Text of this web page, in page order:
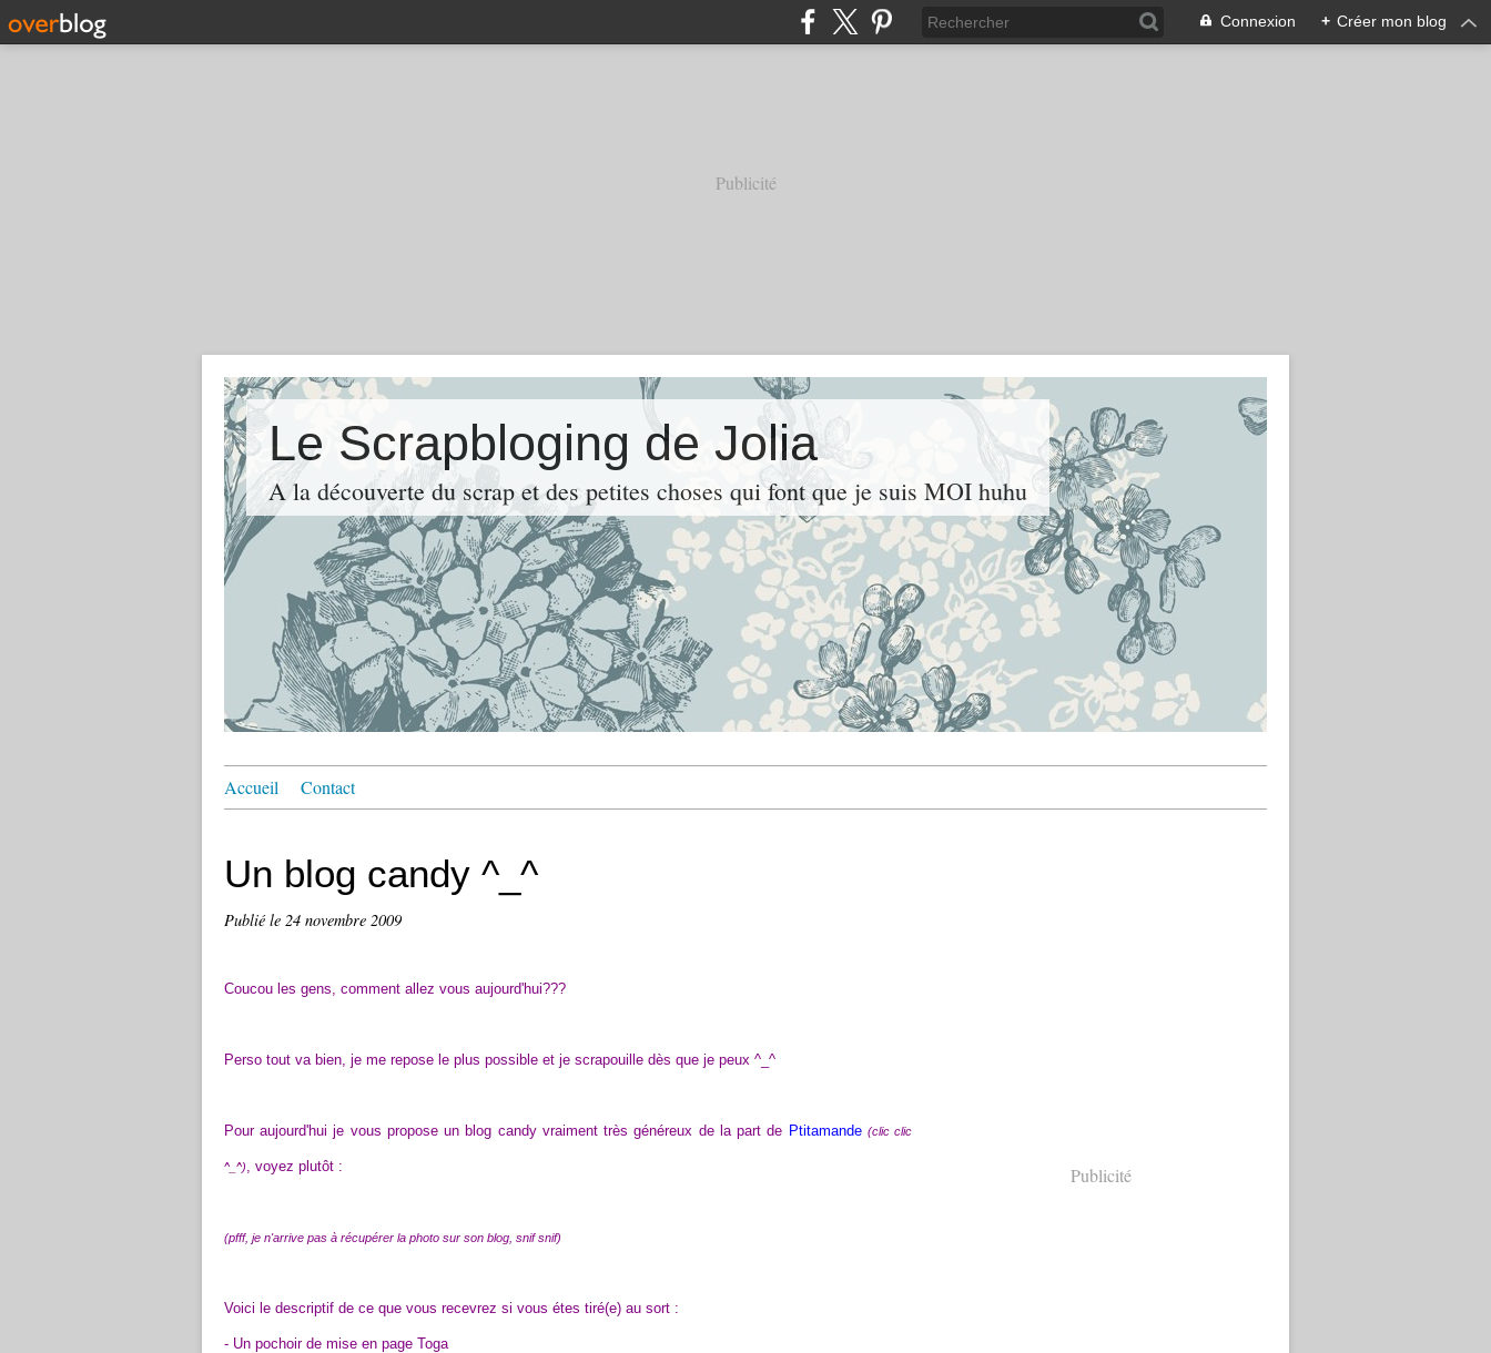
Connexion + Créer mon blog
Publicité
Le Scrapbloging de Jolia
A la découverte du scrap et des petites choses qui font que je suis MOI huhu
Accueil Contact
Un blog candy ^_^
Publié le 24 novembre 2009
Coucou les gens, comment allez vous aujourd'hui???
Perso tout va bien, je me repose le plus possible et je scrapouille dès que je peux ^_^
Pour aujourd'hui je vous propose un blog candy vraiment très généreux de la part de Ptitamande (clic clic
^_^), voyez plutôt :
(pfff, je n'arrive pas à récupérer la photo sur son blog, snif snif)
Voici le descriptif de ce que vous recevrez si vous étes tiré(e) au sort :
- Un pochoir de mise en page Toga
Publicité